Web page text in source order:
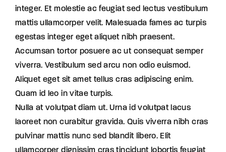
integer. Et molestie ac feugiat sed lectus vestibulum
mattis ullamcorper velit. Malesuada fames ac turpis
egestas integer eget aliquet nibh praesent.
Accumsan tortor posuere ac ut consequat semper
viverra. Vestibulum sed arcu non odio euismod.
Aliquet eget sit amet tellus cras adipiscing enim.
Quam id leo in vitae turpis.
Nulla at volutpat diam ut. Urna id volutpat lacus
laoreet non curabitur gravida. Quis viverra nibh cras
pulvinar mattis nunc sed blandit libero. Elit